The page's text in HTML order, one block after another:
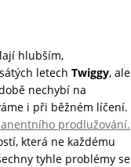
hlubším,
letech Twiggy, ale
nechybí na
i při běžném líčení.
prodlužování.
která ne každému
tyhle problémy se